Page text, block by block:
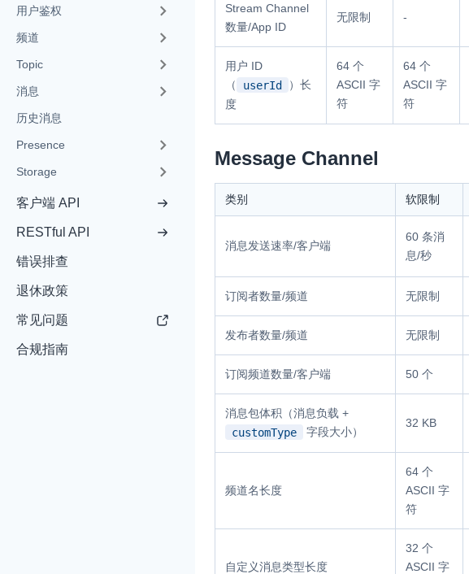
集成实时通信技术，实现更强的实时音视
频互动功能、更大的可扩展性和更优秀的
一整套低延时、高并发、可扩展、高可靠
即时通讯 IM
一整套高可靠、低时延、高并发、安全、
全球化的即时聊天云服务。
对接国内外多家 CDN 供应商，提供一个整
体播放体验最佳的 CDN 直播方案
媒体流加速
为智能硬件提供优质的媒体流传输，实现
人与人、人与物、物与物的实时互动连接
用户鉴权
频道
Topic
消息
历史消息
Presence
Storage
客户端 API
RESTful API
错误排查
退休政策
常见问题
合规指南
Stream Channel
数量/App ID
无限制 -
用户 ID
（
userId
）长
度
64 个
ASCII 字
符
64 个
ASCII 字
符
Message Channel
类别 软限制
消息发送速率/客户端
60 条消
息/秒
订阅者数量/频道 无限制
发布者数量/频道 无限制
订阅频道数量/客户端 50 个
消息包体积（消息负载 +
customType
字段大小）
32 KB
频道名长度
64 个
ASCII 字
符
自定义消息类型长度
32 个
ASCII 字